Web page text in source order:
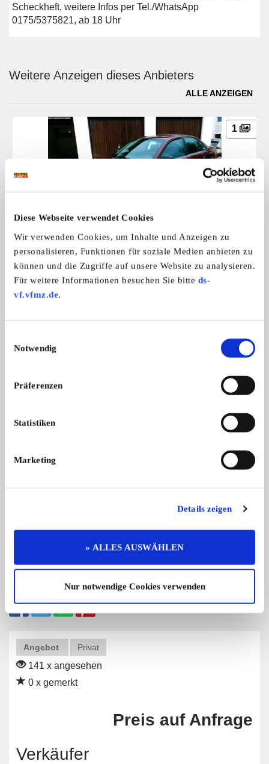
Diese Webseite verwendet Cookies
Wir verwenden Cookies, um Inhalte und Anzeigen zu
personalisieren, Funktionen für soziale Medien anbieten zu
können und die Zugriffe auf unsere Website zu analysieren.
Für weitere Informationen besuchen Sie bitte ds-
vf.vfmz.de.
Notwendig
Präferenzen
Statistiken
Marketing
Details zeigen
» ALLES AUSWÄHLEN
Nur notwendige Cookies verwenden
Scheckheft, weitere Infos per Tel./WhatsApp
0175/5375821, ab 18 Uhr
Weitere Anzeigen dieses Anbieters
ALLE ANZEIGEN
1
Audi
Audi B5, Bj.96, 69tkm, 1 Hand, 1.8 L ...
Preis auf Anfrage
Lincoln Continental Mark V
...
...
Diese Anzeige empfehlen
Angebot Privat
141 x angesehen
0 x gemerkt
Preis auf Anfrage
Verkäufer